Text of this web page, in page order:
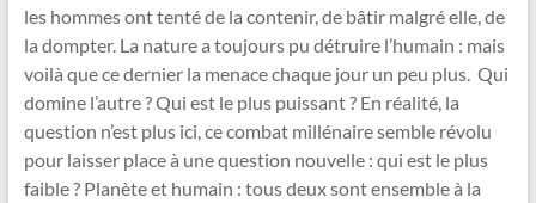
les hommes ont tenté de la contenir, de bâtir malgré elle, de
la dompter. La nature a toujours pu détruire l’humain : mais
voilà que ce dernier la menace chaque jour un peu plus. Qui
domine l’autre ? Qui est le plus puissant ? En réalité, la
question n’est plus ici, ce combat millénaire semble révolu
pour laisser place à une question nouvelle : qui est le plus
faible ? Planète et humain : tous deux sont ensemble à la